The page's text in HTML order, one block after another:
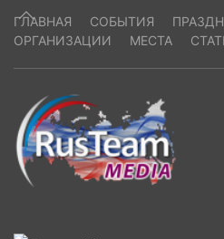
ГЛАВНАЯ СОБЫТИЯ
ОРГАНИЗАЦИИ
МЕСТА